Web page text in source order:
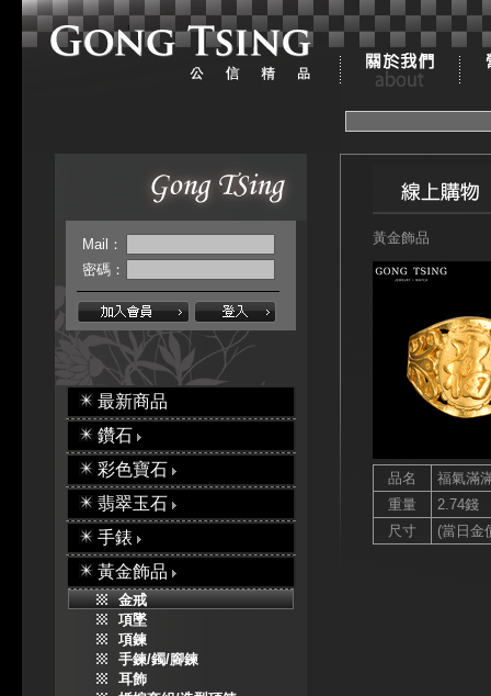
Mail：
密碼：
最新商品
鑽石
彩色寶石
翡翠玉石
手錶
黃金飾品
金戒
項墜
項鍊
手鍊/鐲/腳鍊
耳飾
黃金飾品
品名
福氣滿
重量
2.74錢
尺寸
(當日金